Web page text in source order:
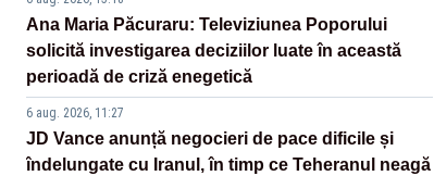
Ana Maria Păcuraru: Televiziunea Poporului
solicită investigarea deciziilor luate în această
perioadă de criză enegetică
6 aug. 2026, 11:27
JD Vance anunță negocieri de pace dificile și
îndelungate cu Iranul, în timp ce Teheranul neagă